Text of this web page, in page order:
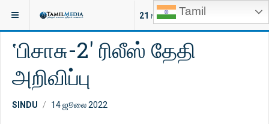
Tamil
21 NEW ARTICLES
இருக்குமிடம்: சினிமா திரைப்படவிழாக்கள்
‛பிசாசு-2' ரிலீஸ் தேதி
அறிவிப்பு
SINDU 14 ஜூலை 2022